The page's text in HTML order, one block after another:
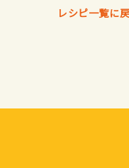
レシピ一覧に